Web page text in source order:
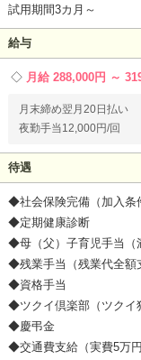
試用期間3カ月～
給与
月給 288,000円 ～
月末締め翌月20日払い
夜勤手当12,000円/回
待遇
◆社会保険完備（加入条
◆定期健康診断
◆母（父）子育児手当（
◆残業手当（残業代全額
◆資格手当
◆ツクイ倶楽部（ツクイ
◆慶弔金
◆交通費支給（実費5万円